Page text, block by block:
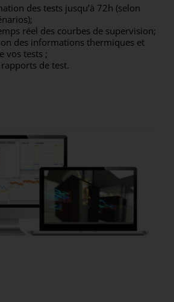
des tests jusqu’à 72h (selon
réel des courbes de supervision;
des informations thermiques et
vos tests ;
rapports de test.